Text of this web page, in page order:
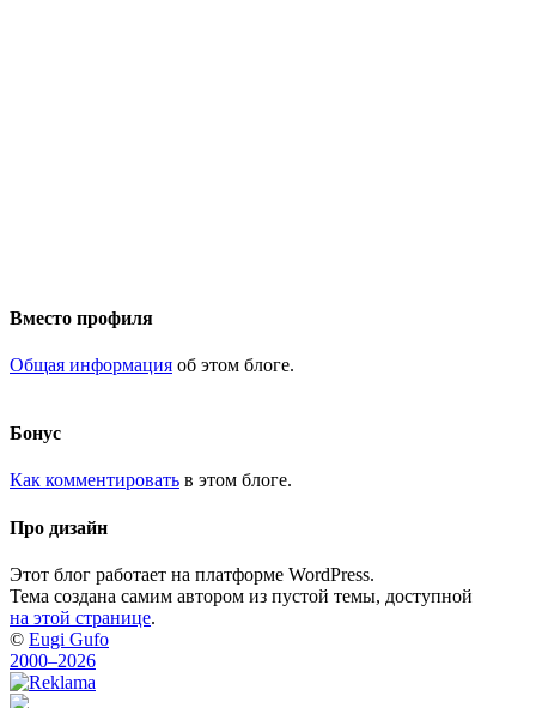
Вместо профиля
Общая информация об этом блоге.
Бонус
Как комментировать в этом блоге.
Про дизайн
Этот блог работает на платформе WordPress.
Тема создана самим автором из пустой темы, доступной
на этой странице.
© Eugi Gufo
2000–2026